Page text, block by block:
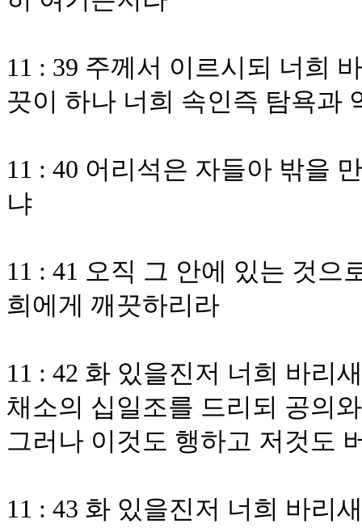
11 : 39 주께서 이르시되 너희
끗이 하나 너희 속인즉 탐욕과
11 : 40 어리석은 자들아 밖을
냐
11 : 41 오직 그 안에 있는 것으
희에게 깨끗하리라
11 : 42 화 있을진저 너희 바리
채소의 십일조를 드리되 공의
그러나 이것도 행하고 저것도
11 : 43 화 있을진저 너희 바리